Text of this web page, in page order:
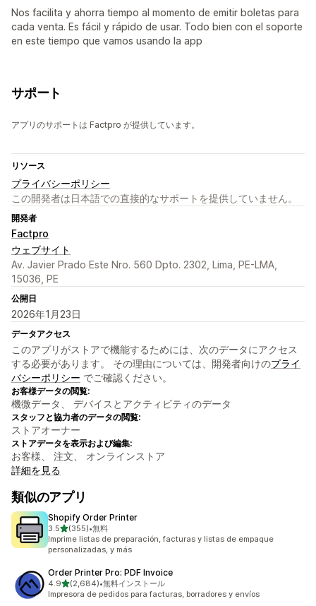
Nos facilita y ahorra tiempo al momento de emitir boletas para
cada venta. Es fácil y rápido de usar. Todo bien con el soporte
en este tiempo que vamos usando la app
サポート
アプリのサポートは Factpro が提供しています。
リソース
プライバシーポリシー
この開発者は日本語での直接的なサポートを提供していません。
開発者
Factpro
ウェブサイト
Av. Javier Prado Este Nro. 560 Dpto. 2302, Lima, PE-LMA,
15036, PE
公開日
2026年1月23日
データアクセス
このアプリがストアで機能するためには、次のデータにアクセス
する必要があります。 その理由については、開発者向けのプライ
バシーポリシー でご確認ください。
お客様データの閲覧:
機微データ、 デバイスとアクティビティのデータ
スタッフと協力者のデータの閲覧:
ストアオーナー
ストアデータを表示および編集:
お客様、 注文、 オンラインストア
詳細を見る
類似のアプリ
Shopify Order Printer
3.55つ星中
(355)
合計レビュー数：355件
•無料
Imprime listas de preparación, facturas y listas de empaque
personalizadas, y más
Order Printer Pro: PDF Invoice
4.95つ星中
(2,684)
合計レビュー数：2684件
•無料インストール
Impresora de pedidos para facturas, borradores y envíos